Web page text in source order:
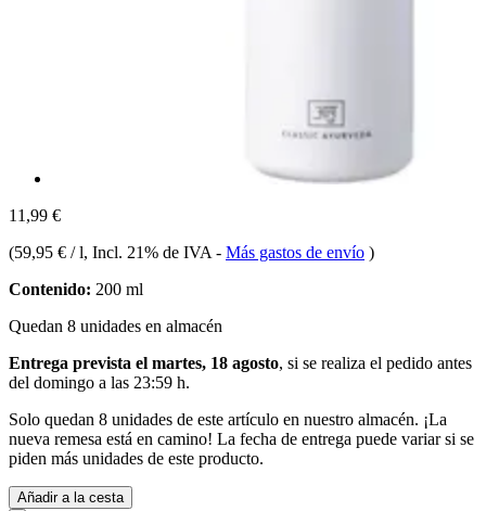
11,99 €
(59,95 € / l, Incl. 21% de IVA - Más gastos de envío )
Contenido: 200 ml
Quedan 8 unidades en almacén
Entrega prevista el martes, 18 agosto, si se realiza el pedido antes
del domingo a las 23:59 h.
Solo quedan 8 unidades de este artículo en nuestro almacén. ¡La
nueva remesa está en camino! La fecha de entrega puede variar si se
piden más unidades de este producto.
Añadir a la cesta